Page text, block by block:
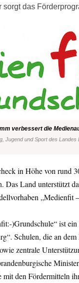
sorgt das
verbessert die
Jugend und Sport des Landes
in Höhe von rund
Das Land unterstützt
)Grundschule“ ist
Schulen, die an
zentrale
den Fördermitteln